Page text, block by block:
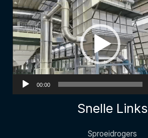
Player
00:00
Snelle Links
Sproeidrogers